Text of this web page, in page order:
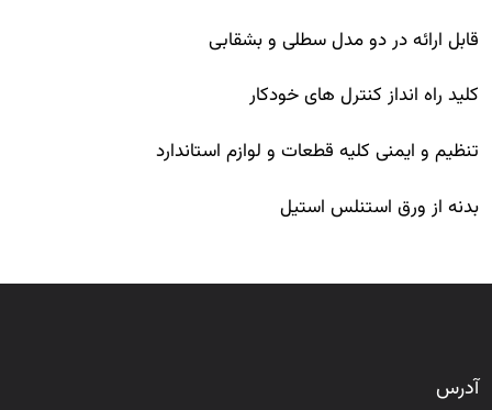
قابل ارائه در دو مدل سطلی و بشقابی
کلید راه انداز کنترل های خودکار
تنظیم و ایمنی کلیه قطعات و لوازم استاندارد
بدنه از ورق استنلس استیل
آدرس